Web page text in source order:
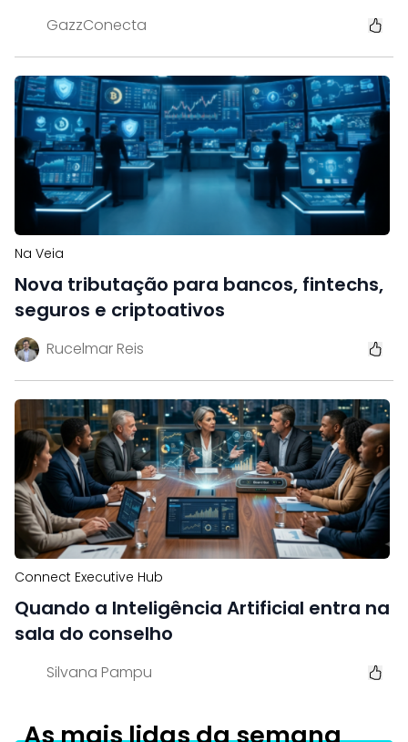
GazzConecta
Na Veia
Nova tributação para bancos, fintechs,
seguros e criptoativos
Rucelmar Reis
Connect Executive Hub
Quando a Inteligência Artificial entra na
sala do conselho
Silvana Pampu
As mais lidas da semana